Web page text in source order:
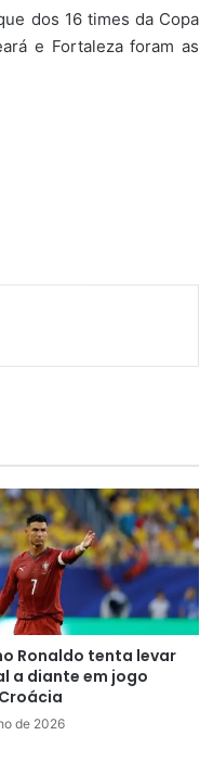
dos 16 times da Copa
e Fortaleza foram as
Ronaldo tenta levar
a diante em jogo
de 2026